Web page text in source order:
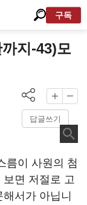
구독
지-43)모
답글쓰기
름이 사원의 첨
면 저절로 고
서가 아닙니